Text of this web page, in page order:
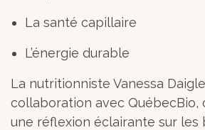
La santé capillaire
L’énergie durable
La nutritionniste Vanessa
collaboration avec QuébecBio,
une réflexion éclairante sur les